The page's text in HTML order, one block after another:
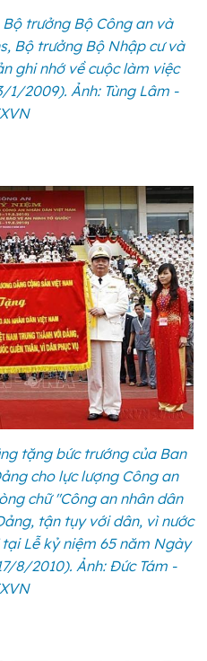
trưởng Bộ Công an và
Bộ trưởng Bộ Nhập cư và
ghi nhớ về cuộc làm việc
1/2009). Ảnh: Tùng Lâm -
tặng bức trướng của Ban
cho lực lượng Công an
chữ "Công an nhân dân
tận tụy với dân, vì nước
Lễ kỷ niệm 65 năm Ngày
8/2010). Ảnh: Đức Tám -